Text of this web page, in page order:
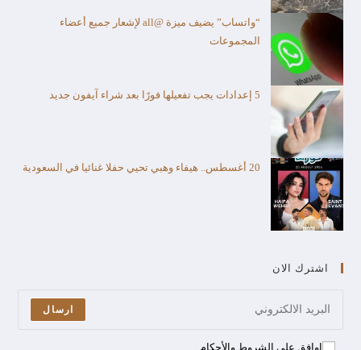
“واتساب” يضيف ميزة @all لإشعار جميع أعضاء
المجموعات
5 إعدادات يجب تفعيلها فورًا بعد شراء آيفون جديد
20 أغسطس.. هيفاء وهبي تحيي حفلا غنائيا في السعودية
اشترك الان
ارسال
اوافق على الشروط والأحكام